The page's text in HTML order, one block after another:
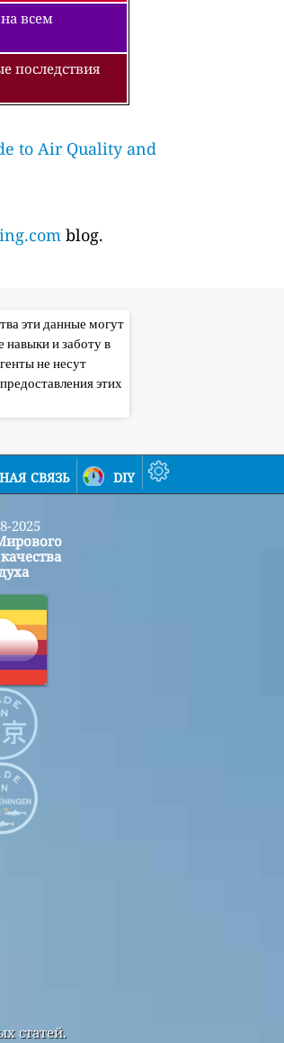
всем
последствия
to Air Quality and
blog.
эти данные могут
навыки и заботу в
не несут
этих
связь diy
2025
статей.